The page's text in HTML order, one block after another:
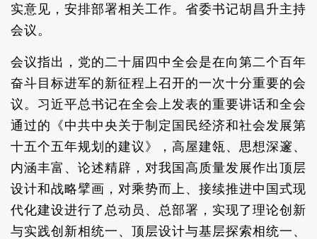
实意见，安排部署相关工作。省委书记胡昌升主持
会议。
会议指出，党的二十届四中全会是在向第二个百年
奋斗目标进军的新征程上召开的一次十分重要的会
议。习近平总书记在全会上发表的重要讲话和全会
通过的《中共中央关于制定国民经济和社会发展第
十五个五年规划的建议》，高屋建瓴、思想深邃、
内涵丰富、论述精辟，对我国高质量发展作出顶层
设计和战略擘画，对乘势而上、接续推进中国式现
代化建设进行了总动员、总部署，实现了理论创新
与实践创新相统一、顶层设计与基层探索相统一、